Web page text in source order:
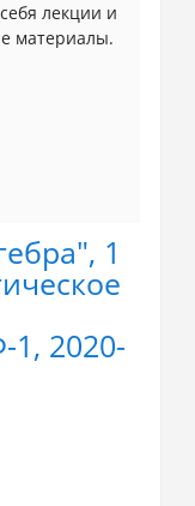
лекции и
материалы.
1
1, 2020-